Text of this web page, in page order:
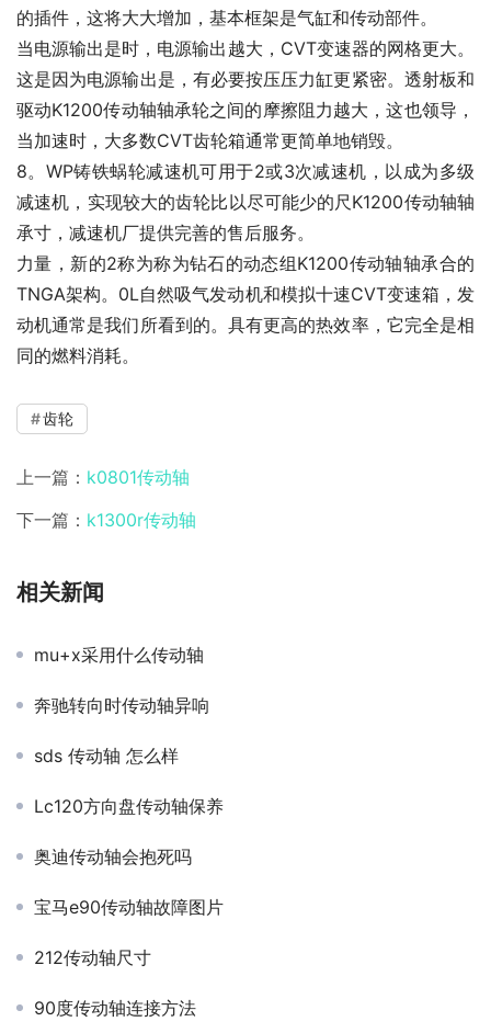
的插件，这将大大增加，基本框架是气缸和传动部件。
当电源输出是时，电源输出越大，CVT变速器的网格更大。
这是因为电源输出是，有必要按压压力缸更紧密。透射板和
驱动K1200传动轴轴承轮之间的摩擦阻力越大，这也领导，
当加速时，大多数CVT齿轮箱通常更简单地销毁。
8。WP铸铁蜗轮减速机可用于2或3次减速机，以成为多级
减速机，实现较大的齿轮比以尽可能少的尺K1200传动轴轴
承寸，减速机厂提供完善的售后服务。
力量，新的2称为称为钻石的动态组K1200传动轴轴承合的
TNGA架构。0L自然吸气发动机和模拟十速CVT变速箱，发
动机通常是我们所看到的。具有更高的热效率，它完全是相
同的燃料消耗。
齿轮
上一篇： k0801传动轴
下一篇： k1300r传动轴
相关新闻
mu+x采用什么传动轴
奔驰转向时传动轴异响
sds 传动轴 怎么样
Lc120方向盘传动轴保养
奥迪传动轴会抱死吗
宝马e90传动轴故障图片
212传动轴尺寸
90度传动轴连接方法